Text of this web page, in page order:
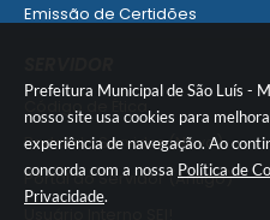
Prefeitura Municipal de São Luís -
nosso site usa cookies para
experiência de navegação. Ao
concorda com a nossa Política de
Privacidade.
Emissão de Certidões
Ver mais serviços para
Código de Ética
Portal do Servidor (Novo)
Portal do Servidor (Antigo)